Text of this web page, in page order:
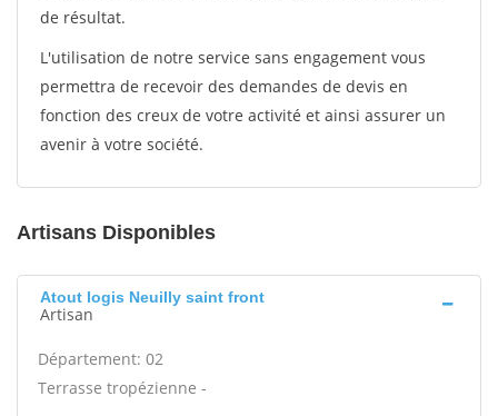
de résultat.
L'utilisation de notre service sans engagement vous
permettra de recevoir des demandes de devis en
fonction des creux de votre activité et ainsi assurer un
avenir à votre société.
Artisans Disponibles
Atout logis Neuilly saint front
Artisan
Département: 02
Terrasse tropézienne -